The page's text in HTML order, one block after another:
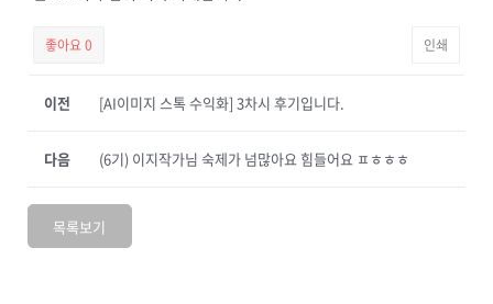
좋아요0 인쇄
이전 [AI이미지 스톡 수익화] 3차시 후기입니다.
(6기) 이지작가님 숙제가 넘많아요 힘들어요 ㅍㅎㅎㅎ
다음
목록보기